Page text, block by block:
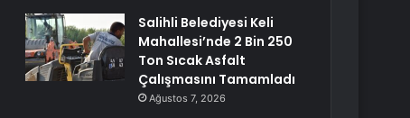
Salihli Belediyesi Keli
Mahallesi’nde 2 Bin 250
Ton Sıcak Asfalt
Çalışmasını Tamamladı
Ağustos 7, 2026